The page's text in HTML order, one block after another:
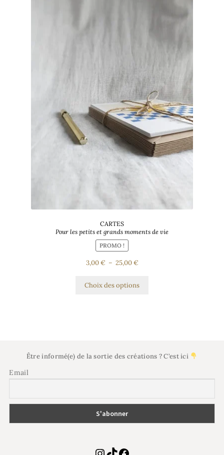
CARTES
Pour les petits et grands moments de vie
PROMO !
3,00€ – 25,00€
Choix des options
Être informé(e) de la sortie des créations ? C’est ici
Email